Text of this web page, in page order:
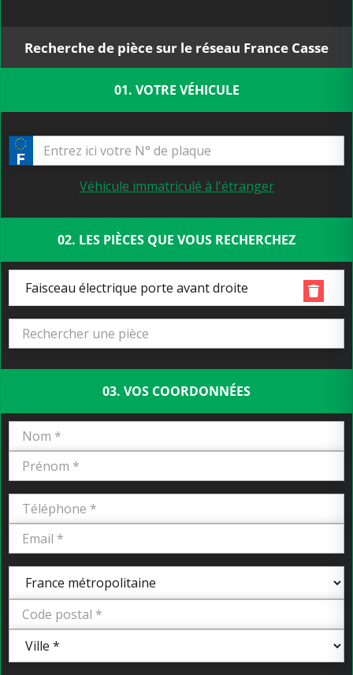
Recherche de pièce sur le réseau France Casse
01. VOTRE VÉHICULE
Véhicule immatriculé à l'étranger
02. LES PIÈCES QUE VOUS RECHERCHEZ
Faisceau électrique porte avant droite
03. VOS COORDONNÉES